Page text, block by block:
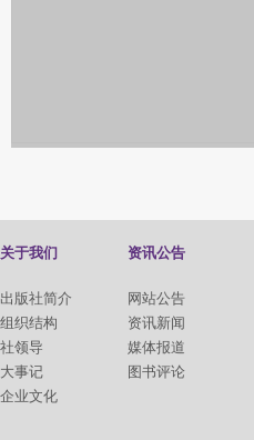
关于我们
出版社简介
组织结构
社领导
大事记
企业文化
资讯公告
网站公告
资讯新闻
媒体报道
图书评论